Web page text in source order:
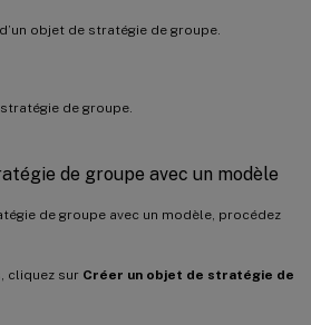
objet de stratégie de groupe.
de groupe.
de groupe avec un modèle
de groupe avec un modèle, procédez
cliquez sur Créer un objet de stratégie de